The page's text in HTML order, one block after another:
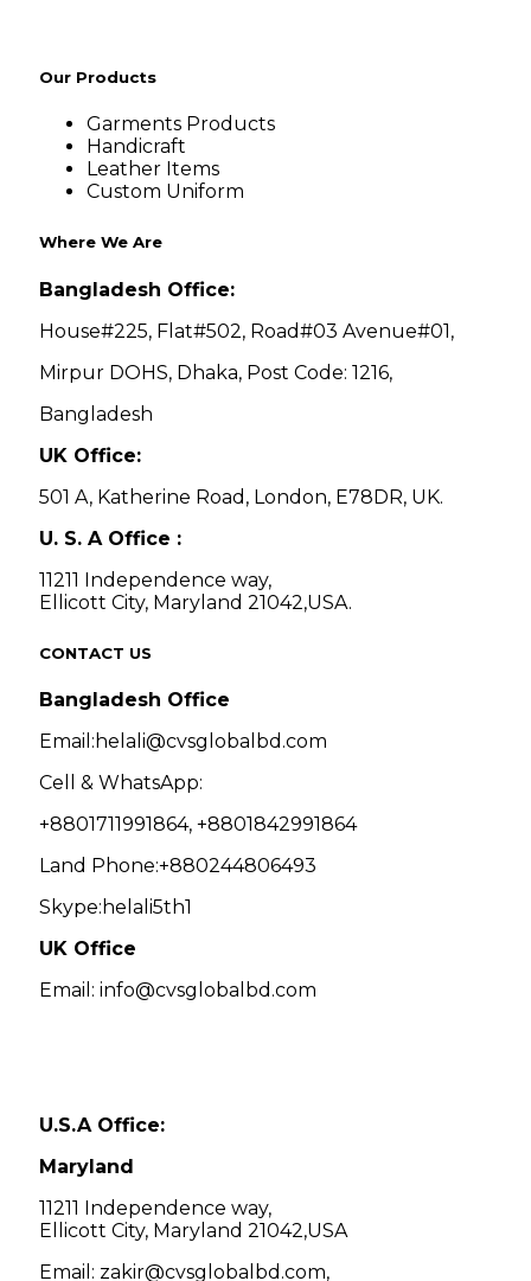
Our Products
Garments Products
Handicraft
Leather Items
Custom Uniform
Where We Are
Bangladesh Office:
House#225, Flat#502, Road#03 Avenue#01,
Mirpur DOHS, Dhaka, Post Code: 1216,
Bangladesh
UK Office:
501 A, Katherine Road, London, E78DR, UK.
U. S. A Office :
11211 Independence way,
Ellicott City, Maryland 21042,USA.
CONTACT US
Bangladesh Office
Email:helali@cvsglobalbd.com
Cell & WhatsApp:
+8801711991864, +8801842991864
Land Phone:+880244806493
Skype:helali5th1
UK Office
Email: info@cvsglobalbd.com
U.S.A Office:
Maryland
11211 Independence way,
Ellicott City, Maryland 21042,USA
Email: zakir@cvsglobalbd.com,